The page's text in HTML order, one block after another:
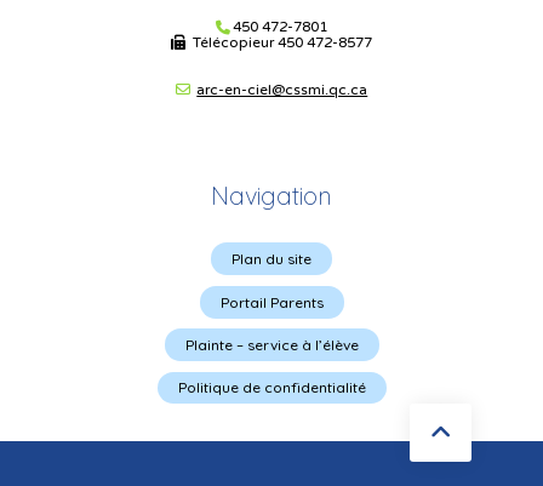
450 472-7801
Télécopieur450 472-8577
arc-en-ciel@cssmi.qc.ca
Navigation
Plan du site
Portail Parents
Plainte – service à l’élève
Politique de confidentialité